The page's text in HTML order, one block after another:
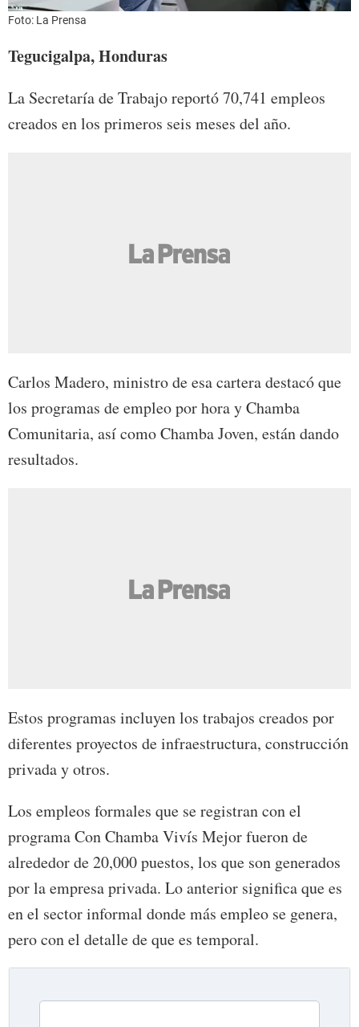
Foto: La Prensa
Tegucigalpa, Honduras
La Secretaría de Trabajo reportó 70,741 empleos
creados en los primeros seis meses del año.
Carlos Madero, ministro de esa cartera destacó que
los programas de empleo por hora y Chamba
Comunitaria, así como Chamba Joven, están dando
resultados.
Estos programas incluyen los trabajos creados por
diferentes proyectos de infraestructura, construcción
privada y otros.
Los empleos formales que se registran con el
programa Con Chamba Vivís Mejor fueron de
alrededor de 20,000 puestos, los que son generados
por la empresa privada. Lo anterior significa que es
en el sector informal donde más empleo se genera,
pero con el detalle de que es temporal.